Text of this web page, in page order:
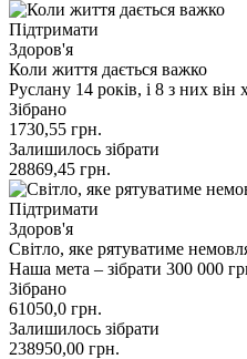
Підтримати
Здоров'я
Коли життя дається важко
Руслану 14 років, і 8 з них
Зібрано
1730,55 грн.
Залишилось зібрати
28869,45 грн.
Підтримати
Здоров'я
Світло, яке рятуватиме
Наша мета – зібрати 300 000
Зібрано
61050,0 грн.
Залишилось зібрати
238950,00 грн.